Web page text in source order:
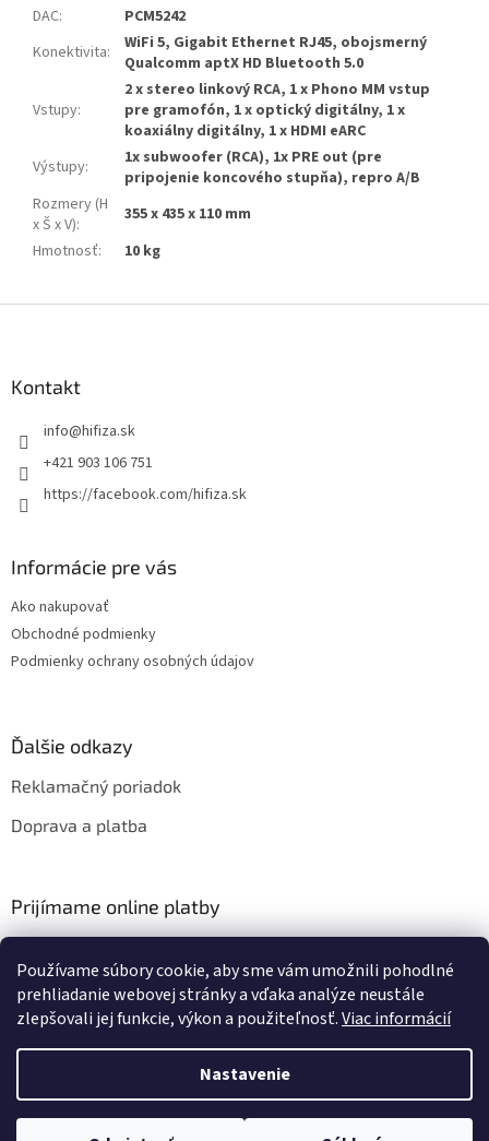
Používame súbory cookie, aby sme vám umožnili pohodlné
prehliadanie webovej stránky a vďaka analýze neustále
zlepšovali jej funkcie, výkon a použiteľnosť.Viac informácií
Nastavenie
DAC:
PCM5242
Konektivita:
WiFi 5, Gigabit Ethernet RJ45, obojsmerný
Qualcomm aptX HD Bluetooth 5.0
Vstupy:
2 x stereo linkový RCA, 1 x Phono MM vstup
pre gramofón, 1 x optický digitálny, 1 x
koaxiálny digitálny, 1 x HDMI eARC
Výstupy:
1x subwoofer (RCA), 1x PRE out (pre
pripojenie koncového stupňa), repro A/B
Rozmery (H
x Š x V):
355 x 435 x 110 mm
Hmotnosť: 10 kg
Kontakt
info@hifiza.sk
+421 903 106 751
https://facebook.com/hifiza.sk
Informácie pre vás
Ako nakupovať
Obchodné podmienky
Podmienky ochrany osobných údajov
Ďalšie odkazy
Reklamačný poriadok
Doprava a platba
Prijímame online platby
Copyright 2026HIFIZA. Všetky práva vyhradené.Upraviť nastavenie